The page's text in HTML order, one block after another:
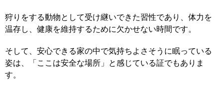
狩りをする動物として受け継いできた習性であり、体力を
温存し、健康を維持するために欠かせない時間です。
そして、安心できる家の中で気持ちよさそうに眠っている
姿は、「ここは安全な場所」と感じている証でもありま
す。